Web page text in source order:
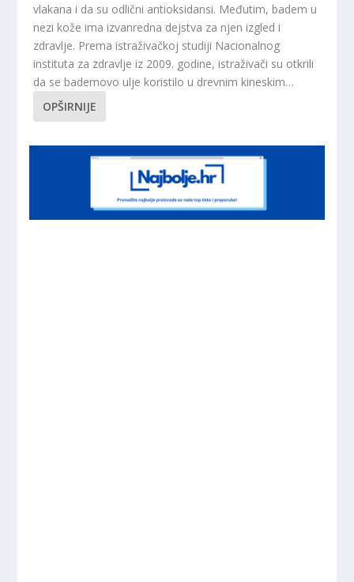
vlakana i da su odlični antioksidansi. Međutim, badem u
nezi kože ima izvanredna dejstva za njen izgled i
zdravlje. Prema istraživačkoj studiji Nacionalnog
instituta za zdravlje iz 2009. godine, istraživači su otkrili
da se bademovo ulje koristilo u drevnim kineskim…
OPŠIRNIJE